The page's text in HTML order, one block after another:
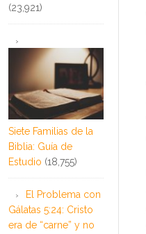
(23,921)
Siete Familias de la
Biblia: Guía de
Estudio (18,755)
El Problema con
Gálatas 5:24: Cristo
era de “carne” y no